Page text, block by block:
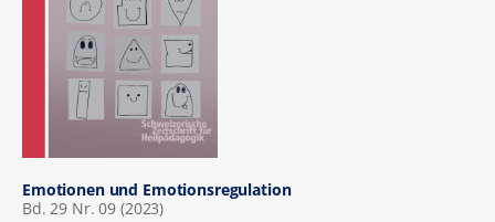
Emotionen und Emotionsregulation
Bd. 29 Nr. 09 (2023)